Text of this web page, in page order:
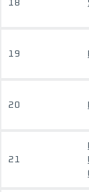
18
19
20
21